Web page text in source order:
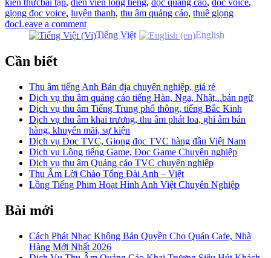
giọng đọc voice, luyện thanh, thu âm quảng cáo, thuê giọng
đọcLeave a comment
Tiếng Việt
English
Cần biết
Thu âm tiếng Anh Bản địa chuyên nghiệp, giá rẻ
Dịch vụ thu âm quảng cáo tiếng Hàn, Nga, Nhật,..bản ngữ
Dịch vụ thu âm Tiếng Trung phổ thông, tiếng Bắc Kinh
Dịch vụ thu âm khai trương, thu âm phát loa, ghi âm bán
hàng, khuyến mãi, sự kiện
Dịch vụ Đọc TVC, Giọng đọc TVC hàng đầu Việt Nam
Dịch vụ Lồng tiếng Game, Đọc Game Chuyên nghiệp
Dịch vụ thu âm Quảng cáo TVC chuyên nghiệp
Thu Âm Lời Chào Tổng Đài Anh – Việt
Lồng Tiếng Phim Hoạt Hình Anh Việt Chuyên Nghiệp
Bài mới
Cách Phát Nhạc Không Bản Quyền Cho Quán Cafe, Nhà
Hàng Mới Nhất 2026